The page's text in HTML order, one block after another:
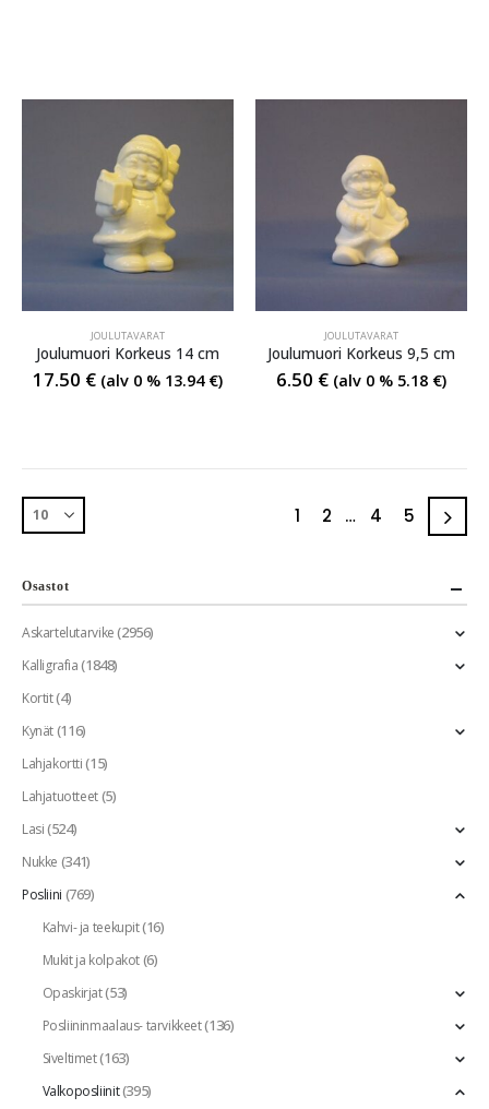
JOULUTAVARAT
Joulumuori Korkeus 14 cm
17.50 € (alv 0 % 13.94 €)
JOULUTAVARAT
Joulumuori Korkeus 9,5 cm
6.50 € (alv 0 % 5.18 €)
1 2 … 4 5
Osastot
Askartelutarvike(2956)
Kalligrafia(1848)
Kortit(4)
Kynät(116)
Lahjakortti(15)
Lahjatuotteet(5)
Lasi(524)
Nukke (341)
Posliini (769)
Kahvi- ja teekupit(16)
Mukit ja kolpakot(6)
Opaskirjat(53)
Posliininmaalaus- tarvikkeet(136)
Siveltimet(163)
Valkoposliinit(395)